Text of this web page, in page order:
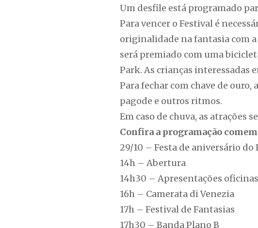
Um desfile está programado
Para vencer o Festival é
originalidade na fantasia com
será premiado com uma
Park. As crianças interessadas
Para fechar com chave de
pagode e outros ritmos.
Em caso de chuva, as atrações
Confira a programação
29/10 – Festa de aniversário do
14h – Abertura
14h30 – Apresentações
16h – Camerata di Venezia
17h – Festival de Fantasias
17h30 – Banda Plano B